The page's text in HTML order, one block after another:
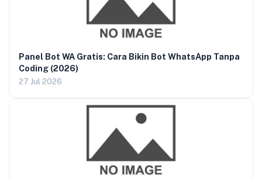
Panel Bot WA Gratis: Cara Bikin Bot WhatsApp Tanpa
Coding (2026)
27 Jul 2026